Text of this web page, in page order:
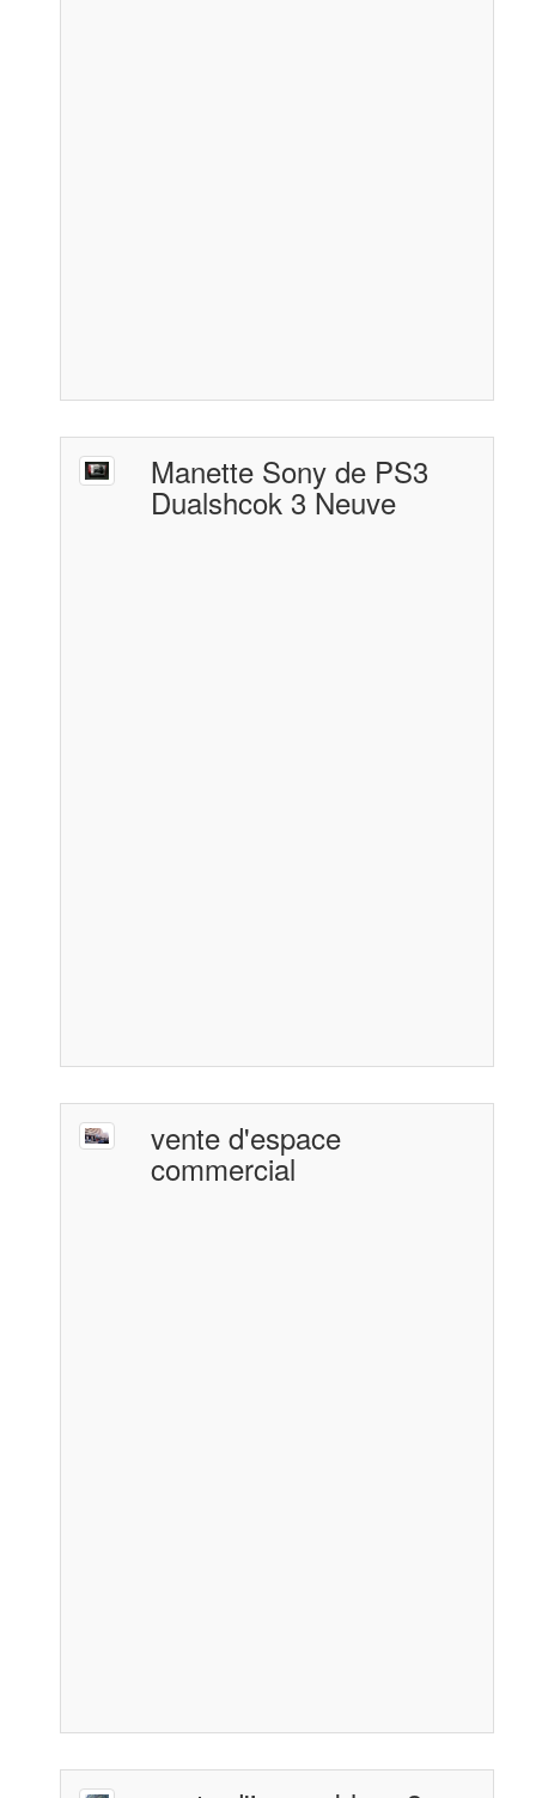
Manette Sony de PS3
Dualshcok 3 Neuve
vente d'espace
commercial